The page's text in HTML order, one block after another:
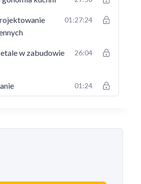
01:27:24
w zabudowie
26:04
01:24